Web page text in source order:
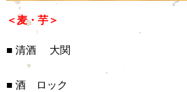
＜麦・芋＞
■ 清酒 大関
■ 酒 ロック